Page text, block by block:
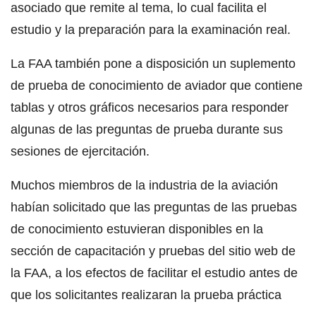
asociado que remite al tema, lo cual facilita el
estudio y la preparación para la examinación real.
La FAA también pone a disposición un suplemento
de prueba de conocimiento de aviador que contiene
tablas y otros gráficos necesarios para responder
algunas de las preguntas de prueba durante sus
sesiones de ejercitación.
Muchos miembros de la industria de la aviación
habían solicitado que las preguntas de las pruebas
de conocimiento estuvieran disponibles en la
sección de capacitación y pruebas del sitio web de
la FAA, a los efectos de facilitar el estudio antes de
que los solicitantes realizaran la prueba práctica